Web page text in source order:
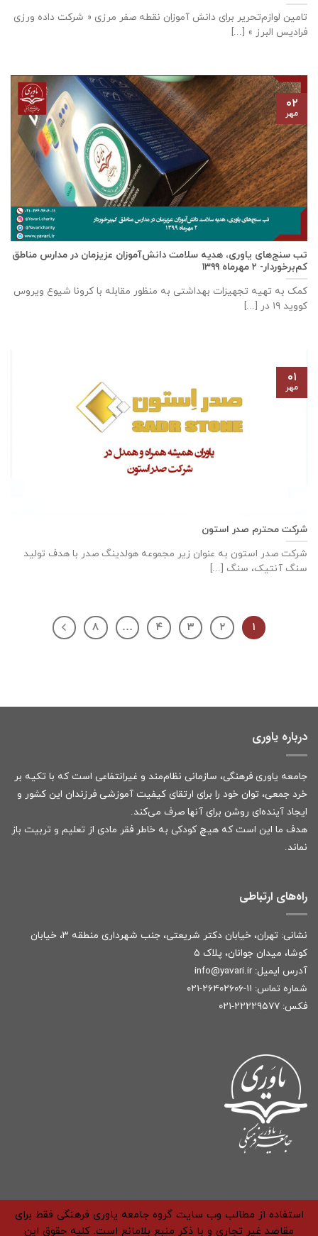
تامين لوازم‌تحرير برای دانش آموزان نقطه صفر مرزی « شرکت داده ورزی
فراديس البرز » [...]
تب سنج‌های یاوری، هدیه سلامت دانش‌آموزان عزیزمان در مدارس مناطق
کم‌برخوردار- ۲ مهرماه ۱۳۹۹
کمک به تهیه تجهیزات بهداشتی به منظور مقابله با کرونا شیوع ویروس
کووید ۱۹ در [...]
۰۲
مهر
شرکت محترم صدر استون
شرکت صدر استون به عنوان زیر مجموعه هولدینگ صدر با هدف تولید
سنگ آنتیک، سنگ [...]
۰۱
مهر
۱ ۲ ۳ ۴ … ۸
درباره یاوری
جامعه یاوری فرهنگی، سازمانی نظام‌مند و غیرانتفاعی است که با تکیه بر
خرد جمعی، توان خود را برای ارتقای کیفیت آموزشی فرزندان این کشور و
ایجاد آینده‌ای روشن برای آنها صرف می‌کند.
هدف ما این است که هیچ کودکی به خاطر فقر مادی از تعلیم و تربیت باز
نماند.
راه‌های ارتباطی
نشانی: تهران، خیابان دکتر شریعتی، جنب شهرداری منطقه ۳، خیابان
کوشا، میدان جوانان، پلاک ۵
آدرس ایمیل: info@yavari.ir
شماره تماس: ۱۱-۲۶۴۰۲۶۰۶-۰۲۱
فکس: ۲۲۲۲۹۵۷۷-۰۲۱
استفاده از مطالب وب سایت گروه جامعه یاوری فرهنگی فقط برای
مقاصد غیر تجاری و با ذکر منبع بلامانع است. کلیه حقوق این